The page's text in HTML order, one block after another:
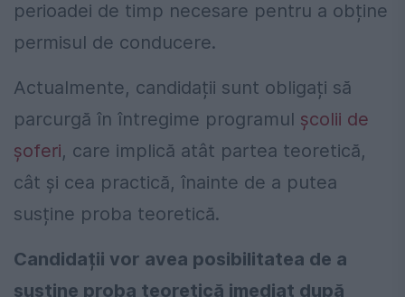
perioadei de timp necesare pentru a obține
permisul de conducere.
Actualmente, candidații sunt obligați să
parcurgă în întregime programul școlii de
șoferi, care implică atât partea teoretică,
cât și cea practică, înainte de a putea
susține proba teoretică.
Candidații vor avea posibilitatea de a
susține proba teoretică imediat după